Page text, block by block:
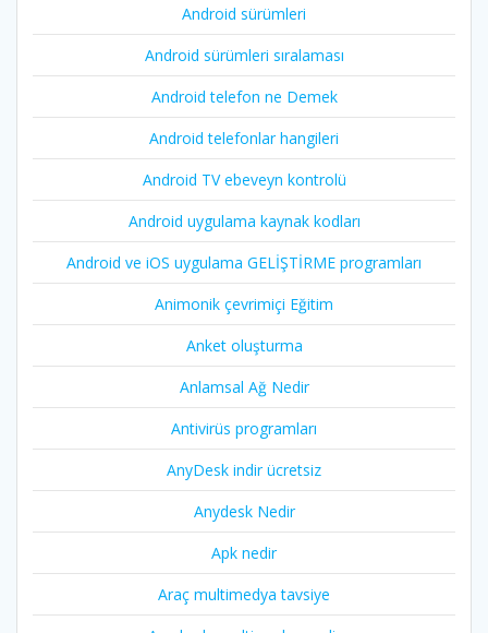
Android sürümleri
Android sürümleri sıralaması
Android telefon ne Demek
Android telefonlar hangileri
Android TV ebeveyn kontrolü
Android uygulama kaynak kodları
Android ve iOS uygulama GELİŞTİRME programları
Animonik çevrimiçi Eğitim
Anket oluşturma
Anlamsal Ağ Nedir
Antivirüs programları
AnyDesk indir ücretsiz
Anydesk Nedir
Apk nedir
Araç multimedya tavsiye